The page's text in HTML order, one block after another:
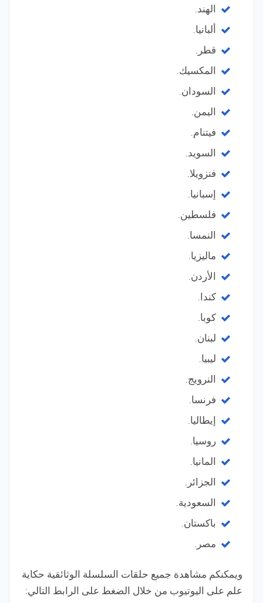
الهند.
ألبانيا.
قطر.
المكسيك.
السودان.
اليمن.
فيتنام.
السويد.
فنزويلا.
إسبانيا.
فلسطين.
النمسا.
ماليزيا.
الأردن.
كندا.
كوبا.
لبنان.
ليبيا.
النرويج.
فرنسا.
إيطاليا.
روسيا.
المانيا.
الجزائر.
السعودية.
باكستان.
مصر.
ويمكنكم مشاهدة جميع حلقات السلسلة الوثائقية حكاية
علم على اليوتيوب من خلال الضغط على الرابط التالي: